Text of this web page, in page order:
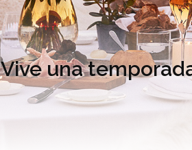
Vive una